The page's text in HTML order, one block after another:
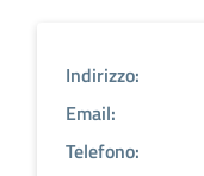
Indirizzo:
Email:
Telefono: